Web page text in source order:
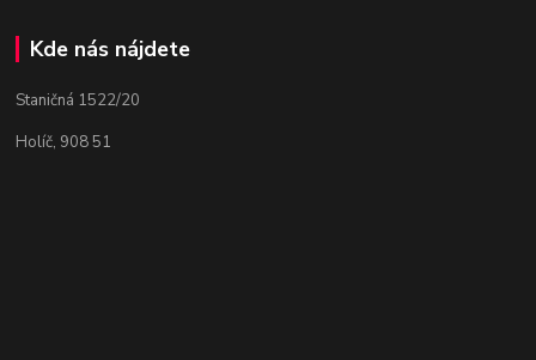
Kde nás nájdete
Staničná 1522/20
Holíč, 908 51